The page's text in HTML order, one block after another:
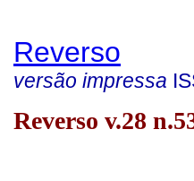
Reverso
versão impressa
Reverso v.28